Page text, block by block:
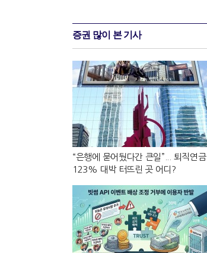
증권 많이 본 기사
“은행에 묻어뒀다간 큰일”... 퇴직연금
123% 대박 터뜨린 곳 어디?